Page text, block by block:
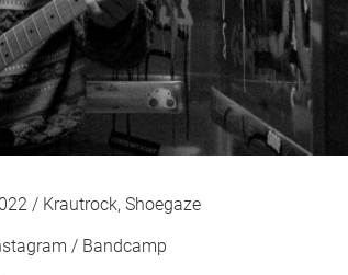
/ Krautrock, Shoegaze
/ Bandcamp